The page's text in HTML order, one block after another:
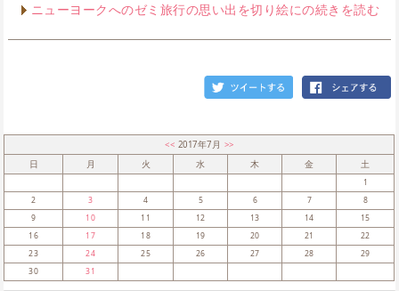
ニューヨークへのゼミ旅行の思い出を切り絵にの続きを読む
<< 2017年7月 >>
日
月 火 水 木 金 土
1
2
3 4 5 6 7
8
9
10 11 12 13 14
15
16
17 18 19 20 21
22
23
24 25 26 27 28
29
30
31